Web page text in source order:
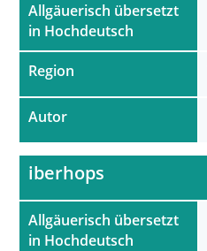
Allgäuerisch übersetzt
in Hochdeutsch
Region
Autor
Allgäuerisch übersetzt
in Hochdeutsch
iberhops